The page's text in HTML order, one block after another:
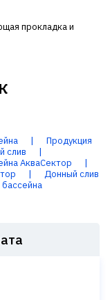
прокладка и
|
Продукция
слив
|
АкваСектор
|
|
Донный слив